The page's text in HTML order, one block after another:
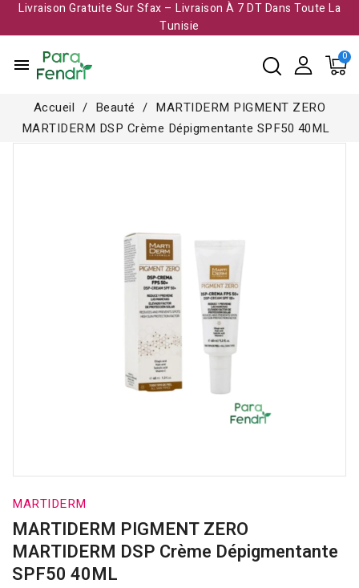
Livraison Gratuite Sur Sfax – Livraison À 7 DT Dans Toute La
Tunisie​
menu
Accueil Beauté
MARTIDERM PIGMENT ZERO
MARTIDERM DSP Crème Dépigmentante SPF50 40ML
MARTIDERM
MARTIDERM PIGMENT ZERO
MARTIDERM DSP Crème Dépigmentante
SPF50 40ML